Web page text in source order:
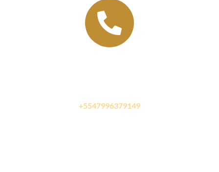
+5547996379149